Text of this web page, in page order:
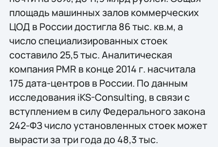
площадь машинных залов коммерческих
ЦОД в России достигла 86 тыс. кв.м, а
число специализированных стоек
составило 25,5 тыс. Аналитическая
компания PMR в конце 2014 г. насчитала
175 дата-центров в России. По данным
исследования iKS-Consulting, в связи с
вступлением в силу Федерального закона
242-ФЗ число установленных стоек может
вырасти за три года до 48,3 тыс.